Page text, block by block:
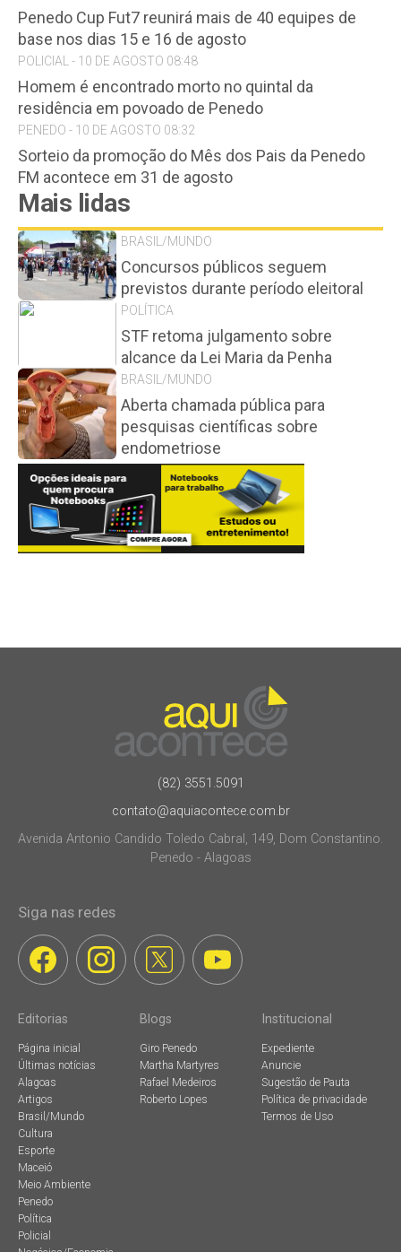
Penedo Cup Fut7 reunirá mais de 40 equipes de
base nos dias 15 e 16 de agosto
POLICIAL - 10 DE AGOSTO 08:48
Homem é encontrado morto no quintal da
residência em povoado de Penedo
PENEDO - 10 DE AGOSTO 08:32
Sorteio da promoção do Mês dos Pais da Penedo
FM acontece em 31 de agosto
Mais lidas
BRASIL/MUNDO
Concursos públicos seguem
previstos durante período eleitoral
POLÍTICA
STF retoma julgamento sobre
alcance da Lei Maria da Penha
BRASIL/MUNDO
Aberta chamada pública para
pesquisas científicas sobre
endometriose
(82) 3551.5091
contato@aquiacontece.com.br
Avenida Antonio Candido Toledo Cabral, 149, Dom Constantino.
Penedo - Alagoas
Siga nas redes
Editorias
Página inicial
Últimas notícias
Alagoas
Artigos
Brasil/Mundo
Cultura
Esporte
Maceió
Meio Ambiente
Penedo
Política
Policial
Blogs
Giro Penedo
Martha Martyres
Rafael Medeiros
Roberto Lopes
Institucional
Expediente
Anuncie
Sugestão de Pauta
Política de privacidade
Termos de Uso